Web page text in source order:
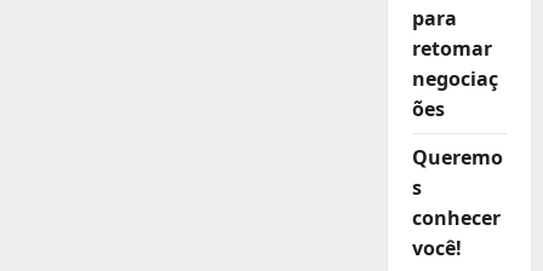
para
retomar
negociaç
ões
Queremo
s
conhecer
você!